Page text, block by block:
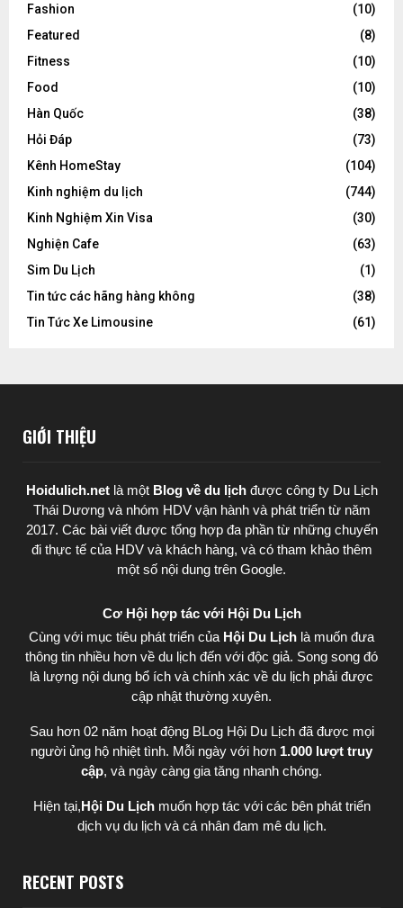
Fashion
(10)
Featured
(8)
Fitness
(10)
Food
(10)
Hàn Quốc
(38)
Hỏi Đáp
(73)
Kênh HomeStay
(104)
Kinh nghiệm du lịch
(744)
Kinh Nghiệm Xin Visa
(30)
Nghiện Cafe
(63)
Sim Du Lịch
(1)
Tin tức các hãng hàng không
(38)
Tin Tức Xe Limousine
(61)
GIỚI THIỆU
Hoidulich.net là một Blog về du lịchđược công ty Du Lịch
Thái Dươngvà nhóm HDV vận hành và phát triển từ năm
2017. Các bài viết được tổng hợp đa phần từ những chuyến
đi thực tế của HDV và khách hàng, và có tham khảo thêm
một số nội dung trên Google.
Cơ Hội hợp tác với Hội Du Lịch
Cùng với mục tiêu phát triển của Hội Du Lịch là muốn đưa
thông tin nhiều hơn về du lịch đến với độc giả. Song song đó
là lượng nội dung bổ ích và chính xác về du lịch phải được
cập nhật thường xuyên.
Sau hơn 02 năm hoạt động BLog Hội Du Lịch đã được mọi
người ủng hộ nhiệt tình. Mỗi ngày với hơn 1.000 lượt truy
cập, và ngày càng gia tăng nhanh chóng.
Hiện tại,Hội Du Lịch muốn hợp tác với các bên phát triển
dịch vụ du lịch và cá nhân đam mê du lịch.
RECENT POSTS